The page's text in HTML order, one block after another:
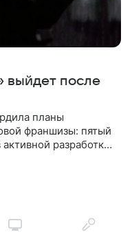
выйдет после
планы
франшизы: пятый
разработке